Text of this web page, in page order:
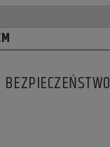
BEZPIECZEŃSTWO